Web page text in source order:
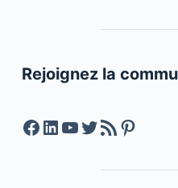
Rejoignez la
Facebook
LinkedIn
YouTube
Twitter
Feed RSS